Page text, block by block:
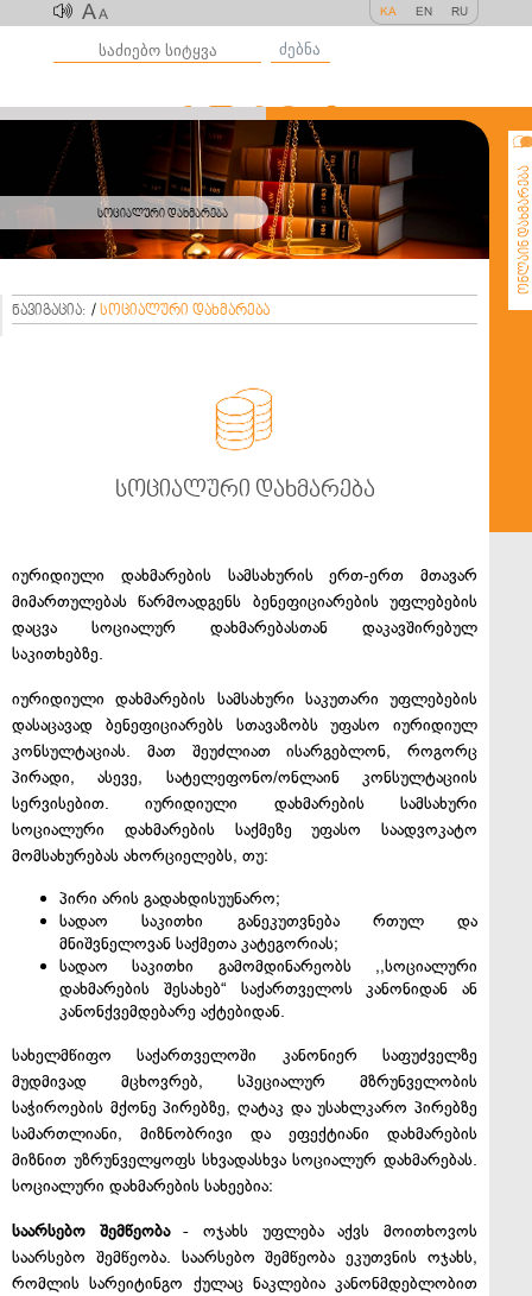
AA KA EN RU
ძებნა
სოციალური დახმარება ონლაინ დახმარება
ნავიგაცია: / სოციალური დახმარება

სოციალური დახმარება
იურიდიული დახმარების სამსახურის ერთ-ერთ მთავარ
მიმართულებას წარმოადგენს ბენეფიციარების უფლებების
დაცვა სოციალურ დახმარებასთან დაკავშირებულ
საკითხებზე.
იურიდიული დახმარების სამსახური საკუთარი უფლებების
დასაცავად ბენეფიციარებს სთავაზობს უფასო იურიდიულ
კონსულტაციას. მათ შეუძლიათ ისარგებლონ, როგორც
პირადი, ასევე, სატელეფონო/ონლაინ კონსულტაციის
სერვისებით. იურიდიული დახმარების სამსახური
სოციალური დახმარების საქმეზე უფასო საადვოკატო
მომსახურებას ახორციელებს, თუ:
პირი არის გადახდისუუნარო;
სადაო საკითხი განეკუთვნება რთულ და
მნიშვნელოვან საქმეთა კატეგორიას;
სადაო საკითხი გამომდინარეობს ,,სოციალური
დახმარების შესახებ“ საქართველოს კანონიდან ან
კანონქვემდებარე აქტებიდან.
სახელმწიფო საქართველოში კანონიერ საფუძველზე
მუდმივად მცხოვრებ, სპეციალურ მზრუნველობის
საჭიროების მქონე პირებზე, ღატაკ და უსახლკარო პირებზე
სამართლიანი, მიზნობრივი და ეფექტიანი დახმარების
მიზნით უზრუნველყოფს სხვადასხვა სოციალურ დახმარებას.
სოციალური დახმარების სახეებია:
საარსებო შემწეობა- ოჯახს უფლება აქვს მოითხოვოს
საარსებო შემწეობა. საარსებო შემწეობა ეკუთვნის ოჯახს,
რომლის სარეიტინგო ქულაც ნაკლებია კანონმდებლობით